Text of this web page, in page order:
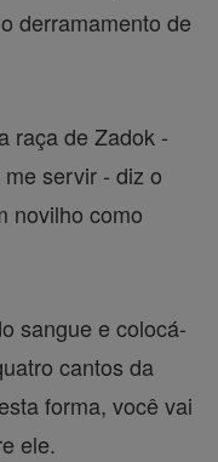
derramamento de
raça de Zadok -
servir - diz o
novilho como
sangue e colocá-
cantos da
forma, você vai
ele.